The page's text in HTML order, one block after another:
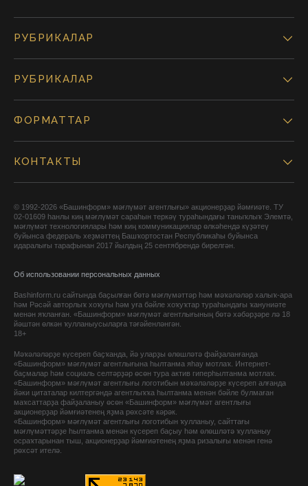
РУБРИКАЛАР
РУБРИКАЛАР
ФОРМАТТАР
КОНТАКТЫ
© 1992-2026 «Башинформ» мәғлүмәт агентлығы» акционерҙар йәмғиәте. ТУ
02-01609 һанлы киң мәғлүмәт сараһын теркәү тураһындағы таныҡлыҡ Элемтә,
мәғлүмәт технологиялары һәм киң коммуникациялар өлкәһендә күҙәтеү
буйынса федераль хеҙмәттең Башҡортостан Республикаһы буйынса
идаралығы тарафынан 2017 йылдың 25 сентябрендә бирелгән.
Об использовании персональных данных
Bashinform.ru сайтында баҫылған бөтә мәғлүмәттәр һәм мәҡәләләр халыҡ-ара
һәм Рәсәй авторлыҡ хоҡуғы һәм уға бәйле хоҡуҡтар тураһындағы ҡануниәте
менән яҡланған. «Башинформ» мәғлүмәт агентлығының бөтә хәбәрҙәре лә 18
йәштән өлкән ҡулланыусыларға тәғәйенләнгән.
18+
Мәҡәләләрҙе күсереп баҫҡанда, йә уларҙы өлөшләтә файҙаланғанда
«Башинформ» мәғлүмәт агентлығына һылтанма яһау мотлаҡ. Интернет-
баҫмалар һәм социаль селтәрҙәр өсөн тура актив гиперһылтанма мотлаҡ.
«Башинформ» мәғлүмәт агентлығы логотибын мәҡәләләрҙе күсереп алғанда
йәки цитаталар килтергәндә агентлыҡҡа һылтанма менән бәйле булмаған
маҡсаттарҙа файҙаланыу өсөн «Башинформ» мәғлүмәт агентлығы
акционерҙар йәмғиәтенең яҙма рөхсәте кәрәк.
«Башинформ» мәғлүмәт агентлығы логотибын ҡулланыу, сайттағы
мәғлүмәттәрҙе һылтанма менән күсереп баҫыу һәм өлөшләтә ҡулланыу
осраҡтарынан тыш, акционерҙар йәмғиәтенең яҙма ризалығы менән генә
рөхсәт ителә.